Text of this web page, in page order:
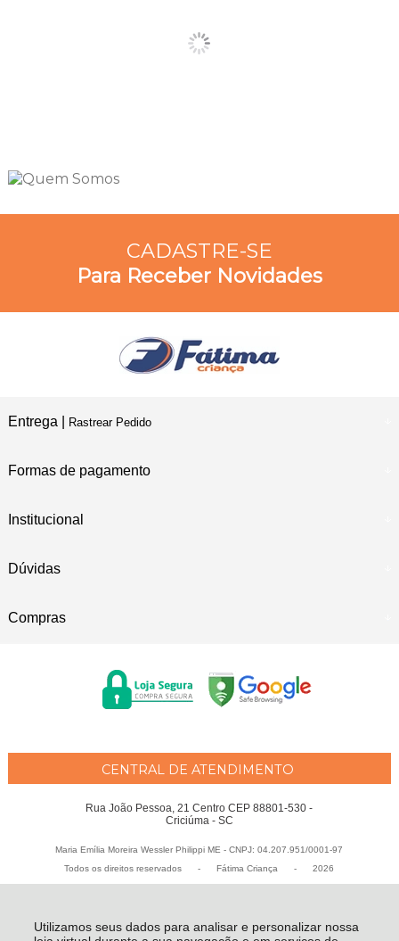
Utilizamos seus dados para analisar e personalizar nossa
CADASTRE-SE
Para Receber Novidades
Entrega | Rastrear Pedido
Formas de pagamento
Institucional
Dúvidas
Compras
CENTRAL DE ATENDIMENTO
Rua João Pessoa, 21 Centro CEP 88801-530 -
Criciúma - SC
Maria Emília Moreira Wessler Philippi ME - CNPJ: 04.207.951/0001-97
Todos os direitos reservados
- Fátima Criança - 2026